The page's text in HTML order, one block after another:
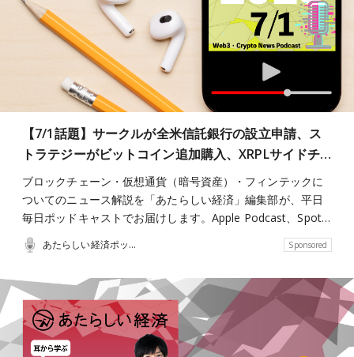
【7/1話題】サークルが全米信託銀行の設立申請、ス
トラテジーがビットコイン追加購入、XRPLサイドチ…
ブロックチェーン・仮想通貨（暗号資産）・フィンテックに
ついてのニュース解説を「あたらしい経済」編集部が、平日
毎日ポッドキャストでお届けします。Apple Podcast、Spot…
あたらしい経済ポッドキャスト Sponsored